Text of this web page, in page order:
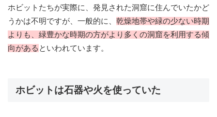
ホビットたちが実際に、発見された洞窟に住んでいたかど
うかは不明ですが、一般的に、 乾燥地帯や緑の少ない時期
よりも、緑豊かな時期の方がより多くの洞窟を利用する傾
向がある といわれています。
ホビットは石器や火を使っていた